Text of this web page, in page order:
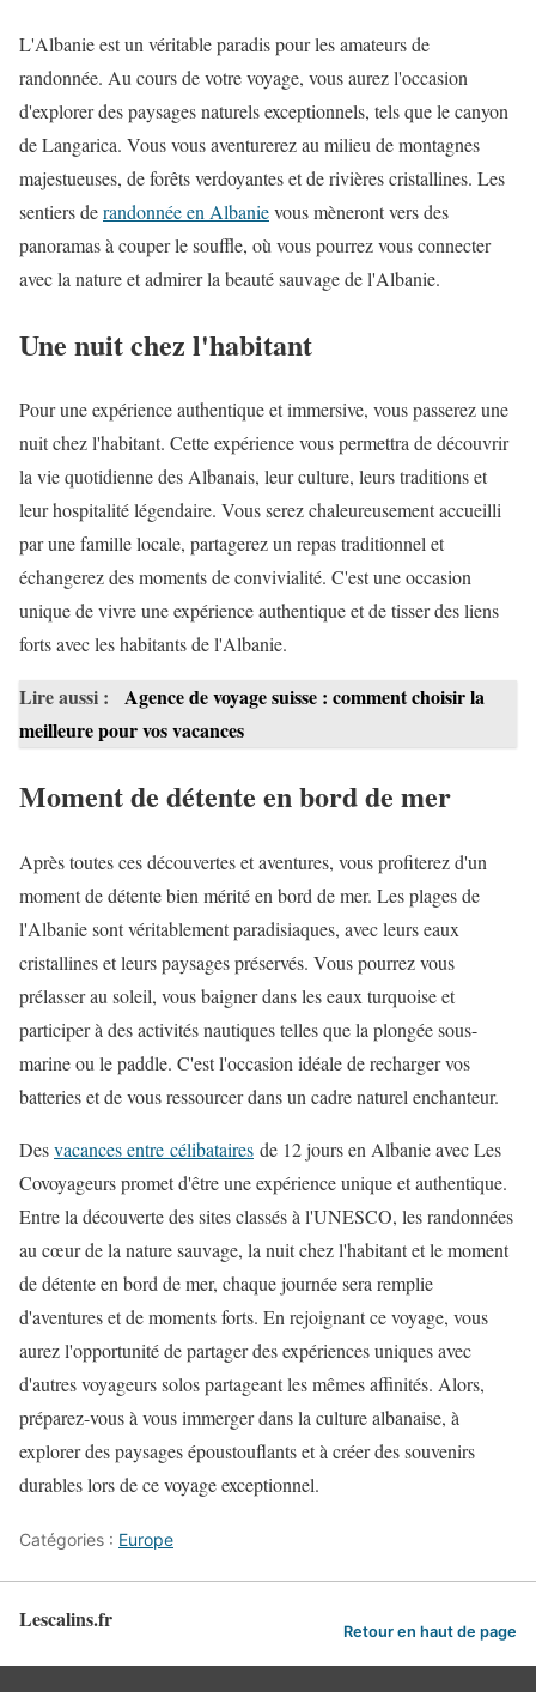
L'Albanie est un véritable paradis pour les amateurs de
randonnée. Au cours de votre voyage, vous aurez l'occasion
d'explorer des paysages naturels exceptionnels, tels que le canyon
de Langarica. Vous vous aventurerez au milieu de montagnes
majestueuses, de forêts verdoyantes et de rivières cristallines. Les
sentiers derandonnée en Albanievous mèneront vers des
panoramas à couper le souffle, où vous pourrez vous connecter
avec la nature et admirer la beauté sauvage de l'Albanie.
Une nuit chez l'habitant
Pour une expérience authentique et immersive, vous passerez une
nuit chez l'habitant. Cette expérience vous permettra de découvrir
la vie quotidienne des Albanais, leur culture, leurs traditions et
leur hospitalité légendaire. Vous serez chaleureusement accueilli
par une famille locale, partagerez un repas traditionnel et
échangerez des moments de convivialité. C'est une occasion
unique de vivre une expérience authentique et de tisser des liens
forts avec les habitants de l'Albanie.
Lire aussi :
Agence de voyage suisse : comment choisir la
meilleure pour vos vacances
Moment de détente en bord de mer
Après toutes ces découvertes et aventures, vous profiterez d'un
moment de détente bien mérité en bord de mer. Les plages de
l'Albanie sont véritablement paradisiaques, avec leurs eaux
cristallines et leurs paysages préservés. Vous pourrez vous
prélasser au soleil, vous baigner dans les eaux turquoise et
participer à des activités nautiques telles que la plongée sous-
marine ou le paddle. C'est l'occasion idéale de recharger vos
batteries et de vous ressourcer dans un cadre naturel enchanteur.
Desvacances entre célibataires de 12 jours en Albanie avec Les
Covoyageurs promet d'être une expérience unique et authentique.
Entre la découverte des sites classés à l'UNESCO, les randonnées
au cœur de la nature sauvage, la nuit chez l'habitant et le moment
de détente en bord de mer, chaque journée sera remplie
d'aventures et de moments forts. En rejoignant ce voyage, vous
aurez l'opportunité de partager des expériences uniques avec
d'autres voyageurs solos partageant les mêmes affinités. Alors,
préparez-vous à vous immerger dans la culture albanaise, à
explorer des paysages époustouflants et à créer des souvenirs
durables lors de ce voyage exceptionnel.
Catégories : Europe
Lescalins.fr Retour en haut de page